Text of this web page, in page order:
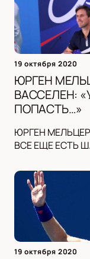
19 октября 2020
ЮРГЕН
ВАССЕЛЕН:
ПОПАСТЬ…»
ЮРГЕН
ВСЕ ЕЩЕ ЕСТЬ
19 октября 2020